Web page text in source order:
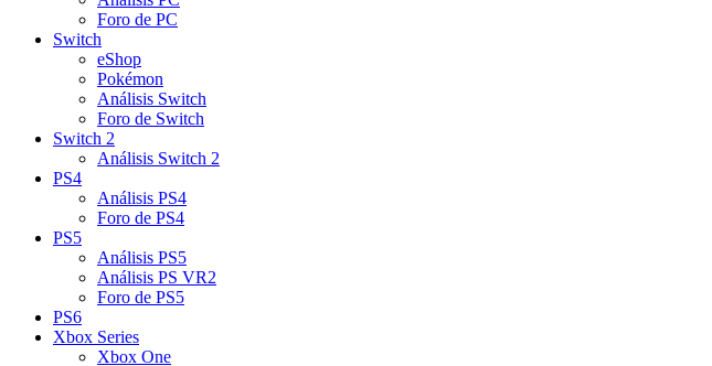
Foro de PC
Switch
eShop
Pokémon
Análisis Switch
Foro de Switch
Switch 2
Análisis Switch 2
PS4
Análisis PS4
Foro de PS4
PS5
Análisis PS5
Análisis PS VR2
Foro de PS5
PS6
Xbox Series
Xbox One